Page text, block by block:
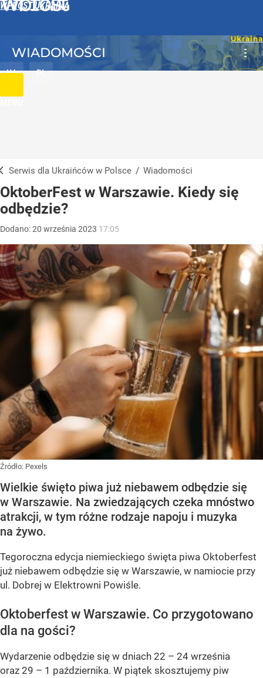
WPROST UKRAINA
UA PL
WIADOMOŚCI
Serwis dla Ukraińców w Polsce / Wiadomości
OktoberFest w Warszawie. Kiedy się
odbędzie?
Dodano:20 września 2023 17:05
Źródło: Pexels
Wielkie święto piwa już niebawem odbędzie się
w Warszawie. Na zwiedzających czeka mnóstwo
atrakcji, w tym różne rodzaje napoju i muzyka
na żywo.
Tegoroczna edycja niemieckiego święta piwa Oktoberfest
już niebawem odbędzie się w Warszawie, w namiocie przy
ul. Dobrej w Elektrowni Powiśle.
Oktoberfest w Warszawie. Co przygotowano
dla na gości?
Wydarzenie odbędzie się w dniach 22 – 24 września
oraz 29 – 1 października. W piątek skosztujemy piw